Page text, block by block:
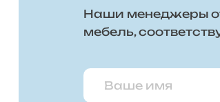
Наши менеджеры
мебель,